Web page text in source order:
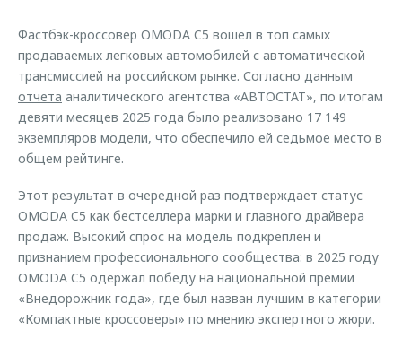
Калькулятор трейд-ин
Фастбэк-кроссовер OMODA C5 вошел в топ самых
продаваемых легковых автомобилей с автоматической
трансмиссией на российском рынке. Согласно данным
отчета аналитического агентства «АВТОСТАТ», по итогам
девяти месяцев 2025 года было реализовано 17 149
экземпляров модели, что обеспечило ей седьмое место в
общем рейтинге.
Этот результат в очередной раз подтверждает статус
OMODA C5 как бестселлера марки и главного драйвера
продаж. Высокий спрос на модель подкреплен и
признанием профессионального сообщества: в 2025 году
OMODA C5 одержал победу на национальной премии
«Внедорожник года», где был назван лучшим в категории
«Компактные кроссоверы» по мнению экспертного жюри.